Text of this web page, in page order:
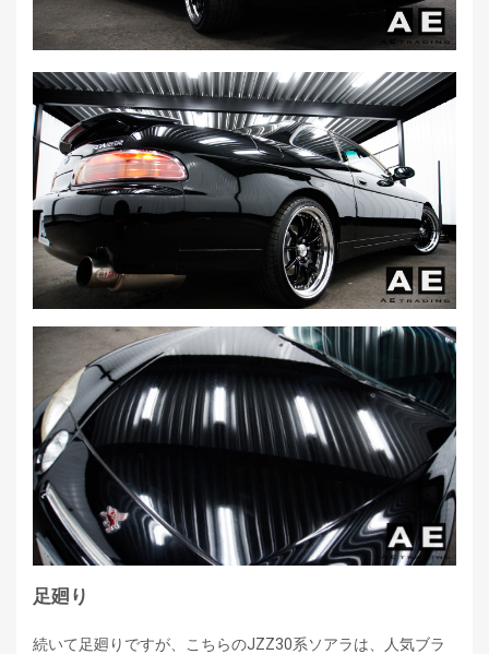
足廻り
続いて足廻りですが、こちらのJZZ30系ソアラは、人気ブラ